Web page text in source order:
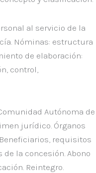
al servicio de la
Nóminas: estructura
de elaboración:
control,
Autónoma de
jurídico. Órganos
requisitos
la concesión. Abono
Reintegro.